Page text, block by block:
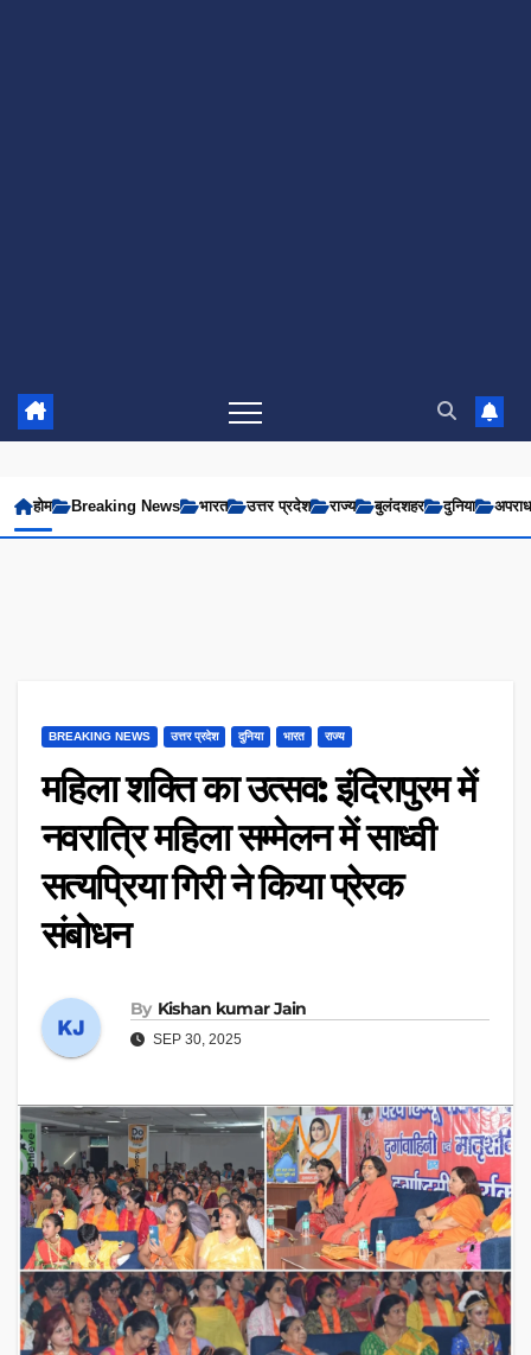
होम Breaking News भारत उत्तर प्रदेश राज्य बुलंदशहर दुनिया अपराध
BREAKING NEWS उत्तर प्रदेश दुनिया भारत राज्य
महिला शक्ति का उत्सव: इंदिरापुरम में
नवरात्रि महिला सम्मेलन में साध्वी
सत्यप्रिया गिरी ने किया प्रेरक
संबोधन
By Kishan kumar Jain
SEP 30, 2025